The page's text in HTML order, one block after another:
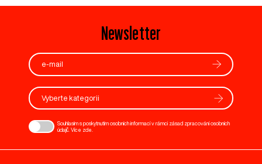
Newsletter
Vyberte kategorii
Souhlasím s poskytnutím osobních informací v rámci zásad zpracování osobních
údajů. Více zde